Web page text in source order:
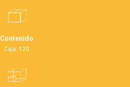
Contenido
Caja: 120